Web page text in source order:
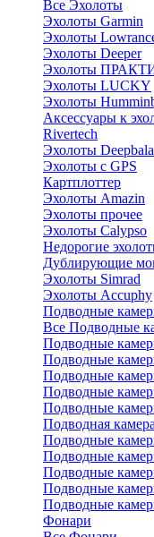
Все Эхолоты
Эхолоты Garmin
Эхолоты
Эхолоты Deeper
Эхолоты
Эхолоты LUCKY
Эхолоты
Аксессуары к
Rivertech
Эхолоты
Эхолоты с GPS
Картплоттер
Эхолоты Amazin
Эхолоты прочее
Эхолоты Calypso
Недорогие
Дублирующие
Эхолоты Simrad
Эхолоты Accuphy
Подводные
Все Подводные
Подводные
Подводные
Подводные
Подводные
Подводные
Подводная
Подводные
Подводные
Подводные
Подводные
Подводные
Фонари